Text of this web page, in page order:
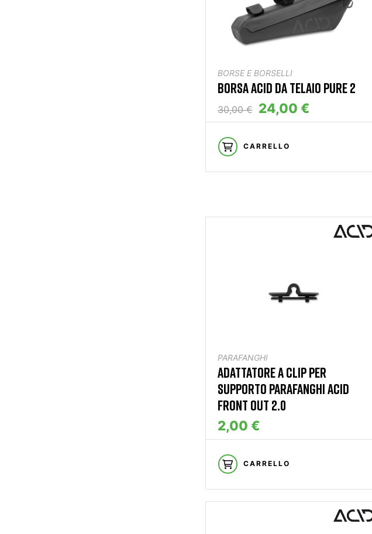
BORSE E BORSELLI
BORSA ACID DA TELAIO PURE 2
30,00 € 24,00 €
CARRELLO
PARAFANGHI
ADATTATORE A CLIP PER
SUPPORTO PARAFANGHI ACID
FRONT OUT 2.0
2,00 €
CARRELLO